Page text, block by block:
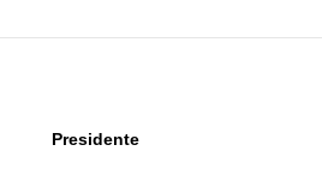
Presidente